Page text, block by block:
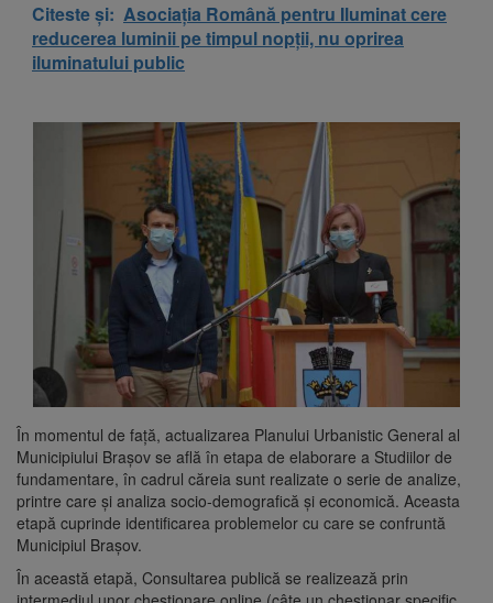
Citeste și: Asociația Română pentru Iluminat cere
reducerea luminii pe timpul nopții, nu oprirea
iluminatului public
În momentul de față, actualizarea Planului Urbanistic General al
Municipiului Brașov se află în etapa de elaborare a Studiilor de
fundamentare, în cadrul căreia sunt realizate o serie de analize,
printre care și analiza socio-demografică și economică. Aceasta
etapă cuprinde identificarea problemelor cu care se confruntă
Municipiul Brașov.
În această etapă, Consultarea publică se realizează prin